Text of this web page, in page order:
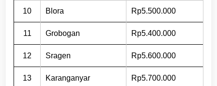
10 Blora Rp5.500.000
11 Grobogan Rp5.400.000
12 Sragen Rp5.600.000
13 Karanganyar Rp5.700.000